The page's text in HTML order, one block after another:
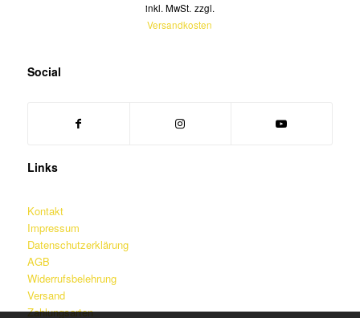
inkl. MwSt. zzgl.
Versandkosten
Social
Links
Kontakt
Impressum
Datenschutzerklärung
AGB
Widerrufsbelehrung
Versand
Zahlungsarten